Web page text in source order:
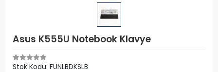
Asus K555U Notebook Klavye
Stok Kodu: FUNLBDKSLB